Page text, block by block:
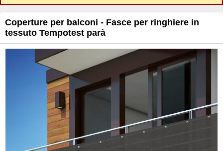
Coperture per balconi - Fasce per ringhiere in
tessuto Tempotest parà